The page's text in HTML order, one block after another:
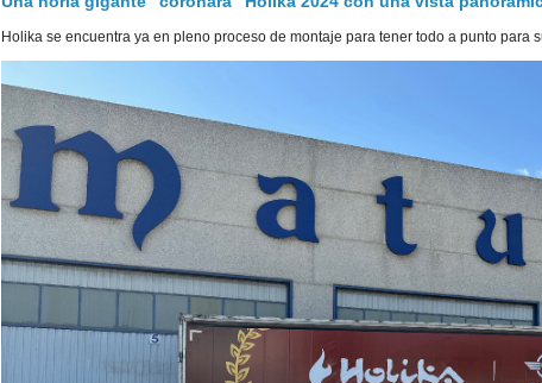
Holika se encuentra ya en pleno proceso de montaje para tener todo a punto para